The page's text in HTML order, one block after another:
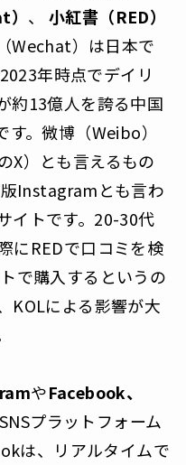
、
小紅書（RED）
Wechat）は日本で
年時点でデイリ
約13億人を誇る中国
。微博（Weibo）
X）とも言えるもの
Instagramとも言わ
イトです。20-30代
にREDで口コミを検
で購入するというの
KOLによる影響が大
やFacebook、
プラットフォーム
は、リアルタイムで